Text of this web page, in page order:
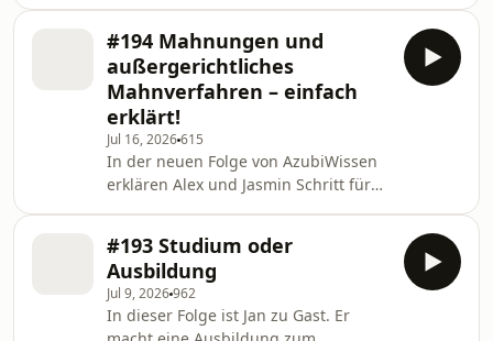
Ausbildung unter die Lupe. Sie
erklären, welche Mythen der
Wahrheit entsprechen, welche nicht
und was tatsächlich hinter den
gesetzlichen Regelungen steckt. Mit
verständlichen Erklärungen,
praxisnahen Beispielen und
hilfreichen Hintergrundinformationen
erfährst
#194 Mahnungen und
außergerichtliches
Mahnverfahren – einfach
erklärt!
Jul 16, 2026615
In der neuen Folge von AzubiWissen
erklären Alex und Jasmin Schritt für
Schuldnerverzug bedeutet ✅ Wie das
außergerichtliche Mahnverfahren
abläuft ✅ Welche Kosten entstehen
können ✅ Warum das Thema
#193 Studium oder
Ausbildung
Jul 9, 2026962
In dieser Folge ist Jan zu Gast. Er